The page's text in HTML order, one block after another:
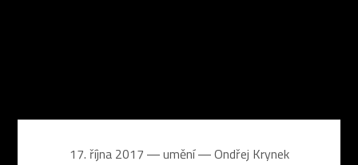
17. října 2017 ― umění ―Ondřej Krynek